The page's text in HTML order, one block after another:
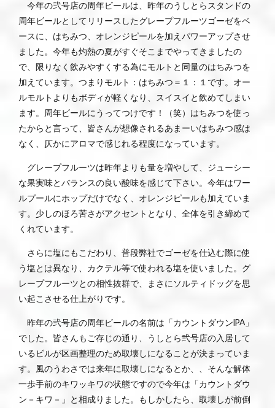
今年の弐号店の周年ビールは、昨年のうしとらスタンドの
周年ビールとしてリリースしたグレープフルーツゴーゼをベ
ースに、はちみつ、オレンジピールを加えパワーアップさせ
ました。今年も灼熱の夏がすぐそこまでやってきましたの
で、限りなく飲みやすくする為にモルトと同量のはちみつを
加えています。つまりモルト：はちみつ＝１：１です。オー
ルモルトよりもボディが軽くなり、スイスイと飲めてしまい
ます。周年ビールにうってつけです！（笑）はちみつを使っ
たからと言って、皆さんが想像されるあまーいはちみつ感は
なく、仄かにアロマで感じれる程度になっています。
グレープフルーツは昨年よりも量を増やして、ジューシー
な果実味とバランスの良い酸味を感じて下さい。今年はワー
ルプールにホップだけでなく、オレンジピールも加えていま
す。少しのほろ苦さがアクセントとなり、全体を引き締めて
くれています。
さらに塩にもこだわり、普段弊社でゴーゼを仕込む際に使
う塩とは異なり、カクテル等で使われる塩を使いました。グ
レープフルーツとの相性抜群で、まさにソルティドッグを思
い起こさせる仕上がりです。
昨年の弐号店の周年ビールの名前は「カウントダウンIPA」
でした。皆さんもご存じの通り、うしとら弐号店の入居して
いるビルが区画整理のため取壊しになることが決まっていま
す。風のうわさでは来年に取壊しになるとか、、そんな解体
一歩手前のキワッキワの状態ですので今年は「カウントダウ
ン－キワ－」と相成りました。もしかしたら、取壊しが前倒